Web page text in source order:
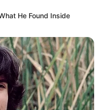
participar do fórum da
Profissional e Relações
disciplina 3 - Linguagem e
He Found Inside